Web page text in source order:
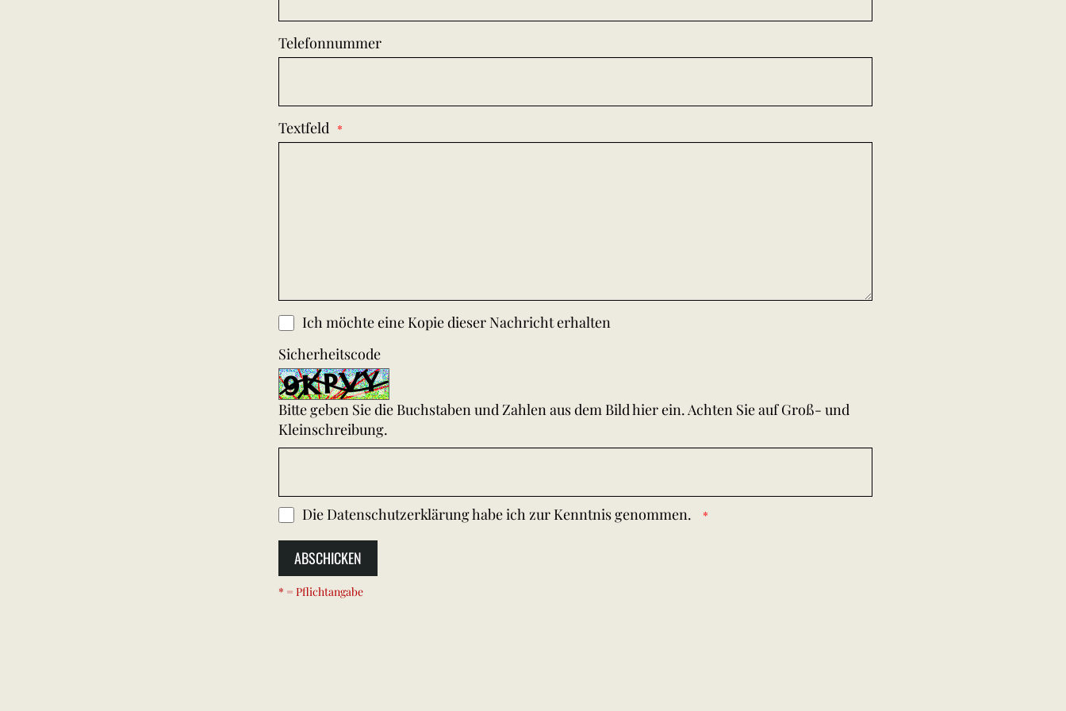
Telefonnummer
Textfeld
Ich möchte eine Kopie dieser Nachricht erhalten
Sicherheitscode
Bitte geben Sie die Buchstaben und Zahlen aus dem Bild hier ein. Achten Sie auf Groß- und
Kleinschreibung.
Die Datenschutzerklärunghabe ich zur Kenntnis genommen.
ABSCHICKEN
* = Pflichtangabe